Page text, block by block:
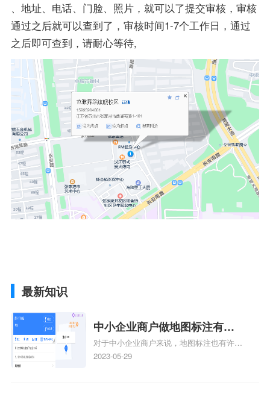
、地址、电话、门脸、照片，就可以了提交审核，审核
通过之后就可以查到了，审核时间1-7个工作日，通过
之后即可查到，请耐心等待,
最新知识
中小企业商户做地图标注有什
么好处
对于中小企业商户来说，地图标注也有许多
好处，包括：提高可见性和曝光率：通过在
2023-05-29